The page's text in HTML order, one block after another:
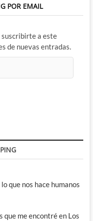
POR EMAIL
a este
de nuevas entradas.
que nos hace humanos
que me encontré en Los